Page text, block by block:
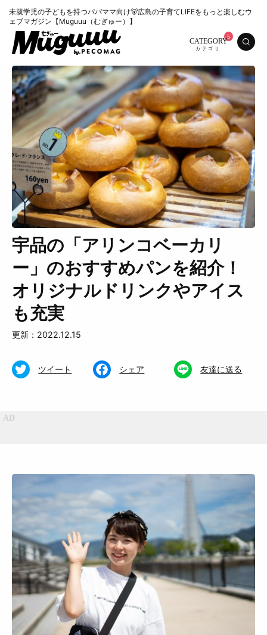
未就学児の子どもを持つパパママ向け🐻広島の子育てLIFEをもっと楽しむウ
ェブマガジン【Muguuu（むぎゅー）】
CATEGORY
おいしい お知らせ
広告掲載について
インフォマティブデータポリシ
お問合せ
利用規約
宇品の「アリンコベーカリ
ー」のおすすめパンを紹介！
オリジナルドリンクやアイス
も充実
更新：2022.12.15
ツイート シェア 友達に送る